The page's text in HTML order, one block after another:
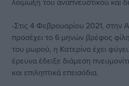
-Στις 4 Φεβρουαρίου 2021, στην
προσέχει το 6 μηνών βρέφος
του μωρού, η Κατερίνα έχει
έρευνα έδειξε διάμεση
και επιληπτικά επεισόδια.